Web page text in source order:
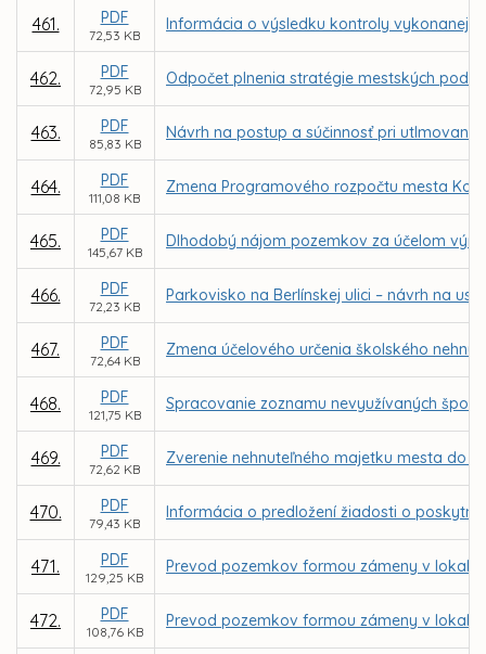
461. PDF
72,53 KB
Informácia o výsledku kontroly vykonanej
462. PDF
72,95 KB
Odpočet plnenia stratégie mestských
463. PDF
85,83 KB
Návrh na postup a súčinnosť pri utlmovaní
464. PDF
111,08 KB
Zmena Programového rozpočtu mesta
465. PDF
145,67 KB
Dlhodobý nájom pozemkov za účelom
466. PDF
72,23 KB
Parkovisko na Berlínskej ulici – návrh na
467. PDF
72,64 KB
Zmena účelového určenia školského
468. PDF
121,75 KB
Spracovanie zoznamu nevyužívaných
469. PDF
72,62 KB
Zverenie nehnuteľného majetku mesta do
470. PDF
79,43 KB
Informácia o predložení žiadosti o
471. PDF
129,25 KB
Prevod pozemkov formou zámeny v
472. PDF
108,76 KB
Prevod pozemkov formou zámeny v